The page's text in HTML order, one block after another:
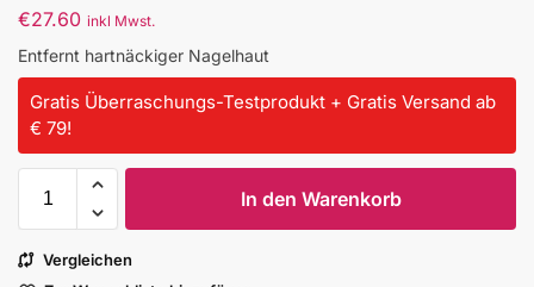
€27.60 inkl Mwst.
Entfernt hartnäckiger Nagelhaut
Gratis Überraschungs-Testprodukt + Gratis Versand ab
€ 79!
In den Warenkorb
Vergleichen